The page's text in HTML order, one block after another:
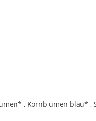
, Kornblumen blau*